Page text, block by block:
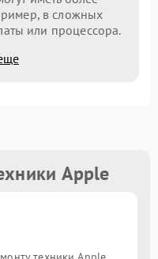
в сложных
или процессора.
Apple